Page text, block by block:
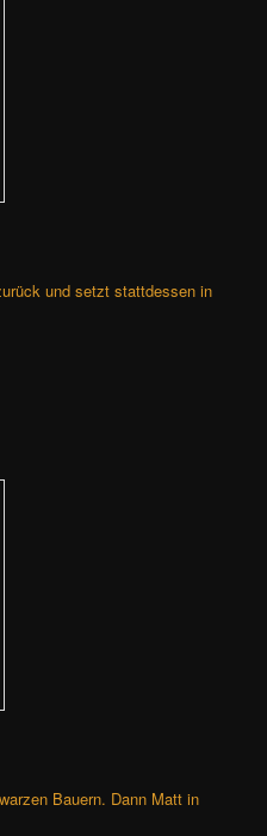
und setzt stattdessen in
Bauern. Dann Matt in